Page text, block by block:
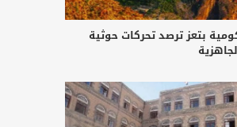
بتعز ترصد تحركات حوثية